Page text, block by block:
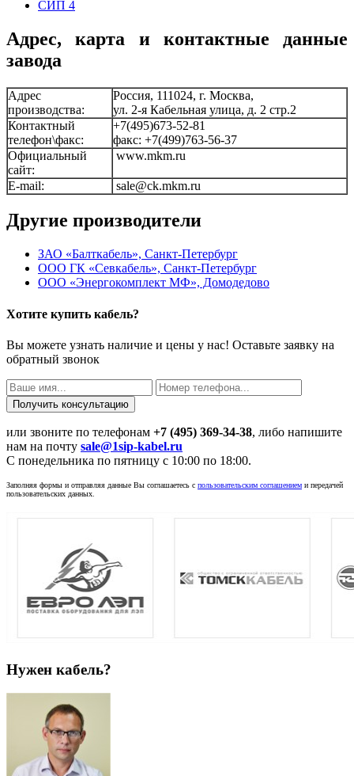
СИП 4
Адрес, карта и контактные данные
завода
Адрес
производства:
Россия, 111024, г. Москва,
ул. 2-я Кабельная улица, д. 2 стр.2
Контактный
телефон\факс:
+7(495)673-52-81
факс: +7(499)763-56-37
Официальный
сайт:
www.mkm.ru
E-mail: sale@ck.mkm.ru
Другие производители
ЗАО «Балткабель», Санкт-Петербург
ООО ГК «Севкабель», Санкт-Петербург
ООО «Энергокомплект МФ», Домодедово
Хотите купить кабель?
Вы можете узнать наличие и цены у нас! Оставьте заявку на
обратный звонок
или звоните по телефонам +7 (495) 369-34-38, либо напишите
нам на почту sale@1sip-kabel.ru
C понедельника по пятницу с 10:00 по 18:00.
Заполняя формы и отправляя данные Вы соглашаетесь с пользовательским соглашением и передачей
пользовательских данных.
Нужен кабель?